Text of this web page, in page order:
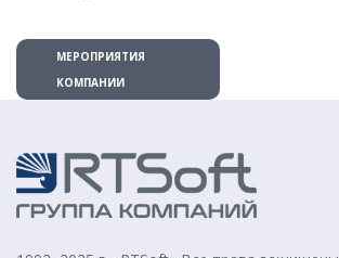
МЕРОПРИЯТИЯ
КОМПАНИИ